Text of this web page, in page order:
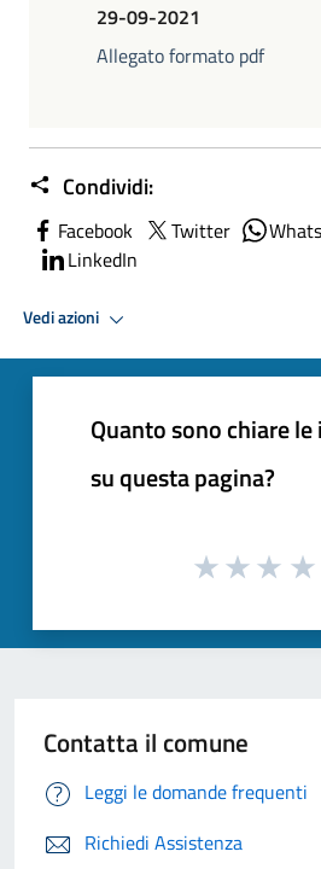
29-09-2021
Allegato formato pdf
Condividi:
Facebook Twitter
LinkedIn
Vedi azioni
Quanto sono chiare
su questa pagina?
Contatta il comune
Leggi le domande frequenti
Richiedi Assistenza